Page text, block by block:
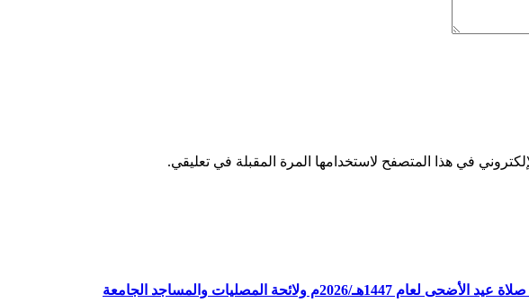
في هذا المتصفح لاستخدامها المرة المقبلة في تعليقي.
ولائحة المصليات والمساجد الجامعة